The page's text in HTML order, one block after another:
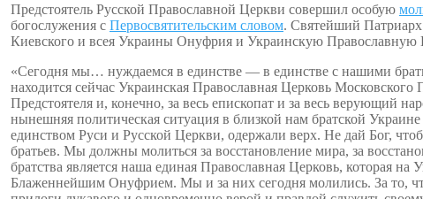
Предстоятель Русской Православной Церкви совершил особую
богослужения с Первосвятительским словом. Святейший
Киевского и всея Украины Онуфрия и Украинскую Православную
«Сегодня мы… нуждаемся в единстве — в единстве с нашими
находится сейчас Украинская Православная Церковь
Предстоятеля и, конечно, за весь епископат и за весь верующий
нынешняя политическая ситуация в близкой нам братской
единством Руси и Русской Церкви, одержали верх. Не дай Бог,
братьев. Мы должны молиться за восстановление мира, за
братства является наша единая Православная Церковь, которая
Блаженнейшим Онуфрием. Мы и за них сегодня молились. За то,